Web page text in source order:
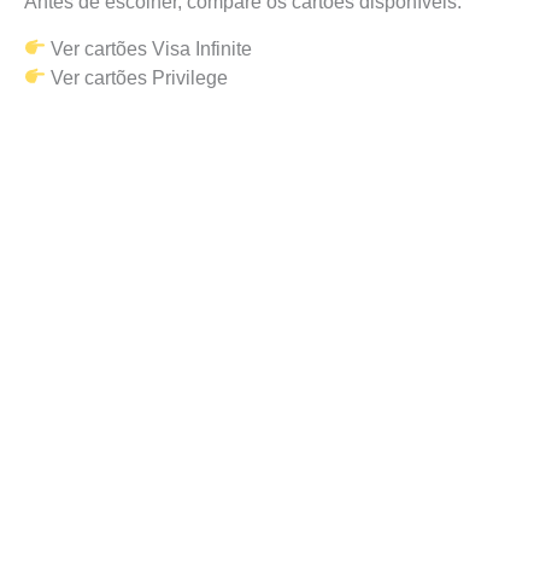
Ver cartões Visa Infinite
Ver cartões Privilege